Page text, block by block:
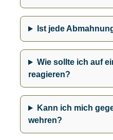
Ist jede
Wie sollte ich auf
reagieren?
Kann ich mich
wehren?